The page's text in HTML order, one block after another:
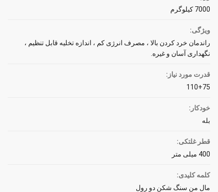
7000 کیلوگرم
ویژگی:
راندمان خرد کردن بالا ، مصرف انرژی کم ، اندازه تخلیه قابل تنظیم ،
نگهداری آسان و غیره.
قدرت مورد نیاز:
110+75
خودکار:
بله
قطر غلتکی:
400 میلی متر
کلمه کلیدی:
مال من سنگ شکن دو رول